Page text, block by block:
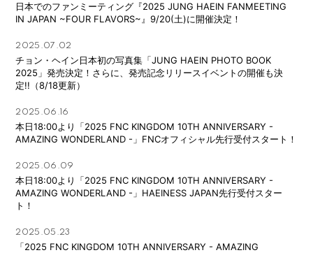
FANCLUB
日本でのファンミーティング『2025 JUNG HAEIN FANMEETING
IN JAPAN ~FOUR FLAVORS~』9/20(土)に開催決定！
2025.07.02
チョン・ヘイン日本初の写真集「JUNG HAEIN PHOTO BOOK
2025」発売決定！さらに、発売記念リリースイベントの開催も決
定!!（8/18更新）
2025.06.16
本日18:00より「2025 FNC KINGDOM 10TH ANNIVERSARY -
AMAZING WONDERLAND -」FNCオフィシャル先行受付スタート！
2025.06.09
本日18:00より「2025 FNC KINGDOM 10TH ANNIVERSARY -
AMAZING WONDERLAND -」HAEINESS JAPAN先行受付スター
ト！
2025.05.23
「2025 FNC KINGDOM 10TH ANNIVERSARY - AMAZING